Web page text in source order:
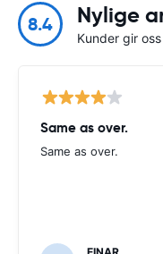
8.4 Nylige
Kunder gir
Same as over.
Same as over.